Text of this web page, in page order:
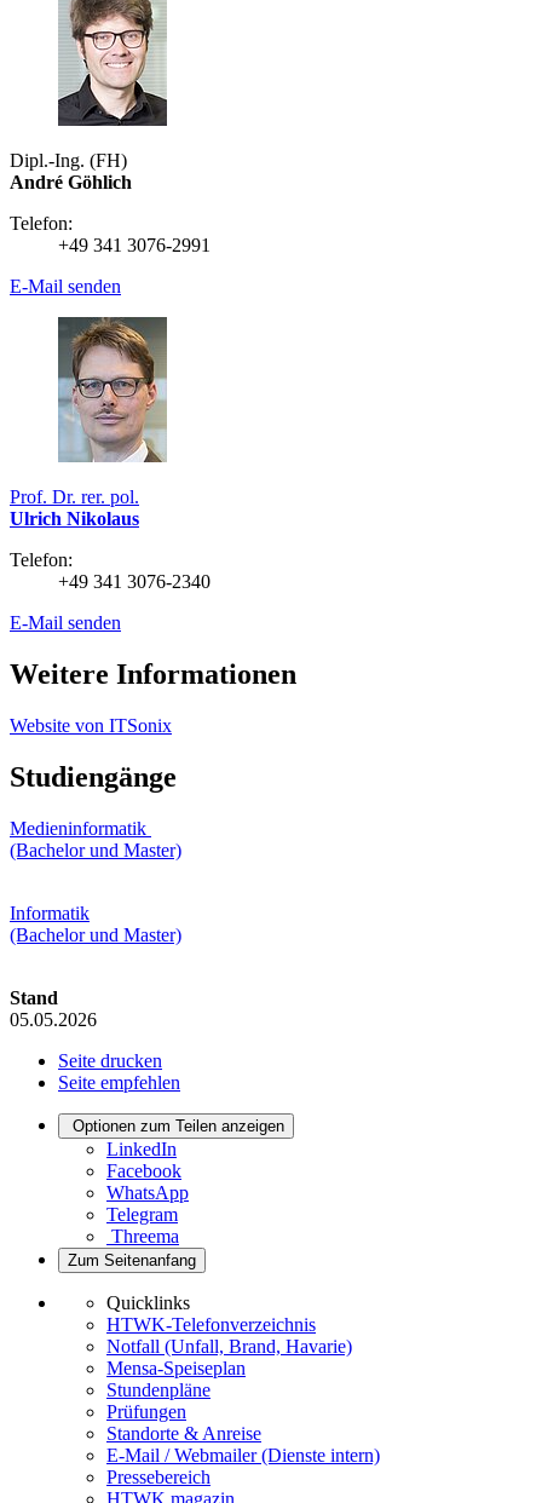
Dipl.-Ing. (FH)
André Göhlich
Telefon:
+49 341 3076-2991
E-Mail senden
Prof. Dr. rer. pol.
Ulrich Nikolaus
Telefon:
+49 341 3076-2340
E-Mail senden
Weitere Informationen
Website von ITSonix
Studiengänge
Medieninformatik
(Bachelor und Master)
Informatik
(Bachelor und Master)
Stand
05.05.2026
Seite drucken
Seite empfehlen
Optionen zum Teilen anzeigen
LinkedIn
Facebook
WhatsApp
Telegram
Threema
Zum Seitenanfang
Quicklinks
HTWK-Telefonverzeichnis
Notfall (Unfall, Brand, Havarie)
Mensa-Speiseplan
Stundenpläne
Prüfungen
Standorte & Anreise
E-Mail / Webmailer (Dienste intern)
Pressebereich
HTWK.magazin